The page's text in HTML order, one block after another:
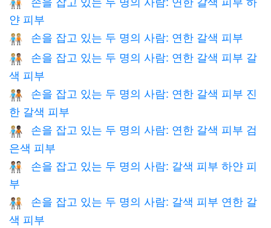
🧑🏼‍🤝‍🧑🏻
얀 피부
🧑🏼‍🤝‍🧑🏼 손을 잡고 있는 두 명의 사람: 연한 갈색 피부
🧑🏼‍🤝‍🧑🏽
손을 잡고 있는 두 명의 사람: 연한 갈색 피부 갈
색 피부
🧑🏼‍🤝‍🧑🏾
손을 잡고 있는 두 명의 사람: 연한 갈색 피부 진
한 갈색 피부
🧑🏼‍🤝‍🧑🏿
손을 잡고 있는 두 명의 사람: 연한 갈색 피부 검
은색 피부
🧑🏽‍🤝‍🧑🏻
손을 잡고 있는 두 명의 사람: 갈색 피부 하얀 피
부
🧑🏽‍🤝‍🧑🏼
손을 잡고 있는 두 명의 사람: 갈색 피부 연한 갈
색 피부